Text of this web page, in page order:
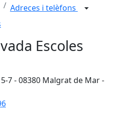
Adreces i telèfons
Escoles
7 - 08380 Malgrat de Mar -